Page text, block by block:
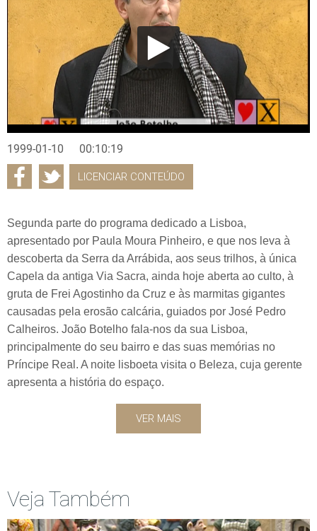
1999-01-10 00:10:19
LICENCIAR CONTEÚDO
Segunda parte do programa dedicado a Lisboa,
apresentado por Paula Moura Pinheiro, e que nos leva à
descoberta da Serra da Arrábida, aos seus trilhos, à única
Capela da antiga Via Sacra, ainda hoje aberta ao culto, à
gruta de Frei Agostinho da Cruz e às marmitas gigantes
causadas pela erosão calcária, guiados por José Pedro
Calheiros. João Botelho fala-nos da sua Lisboa,
principalmente do seu bairro e das suas memórias no
Príncipe Real. A noite lisboeta visita o Beleza, cuja gerente
apresenta a história do espaço.
VER MAIS
Veja Também